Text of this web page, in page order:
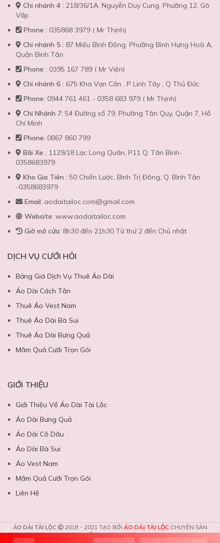
Chi nhánh 4 : 218/36/1A, Nguyễn Duy Cung, Phường 12, Gò
Vấp
Phone : 035868 3979 ( Mr Thịnh)
Chi nhánh 5 : 87 Miếu Bình Đông, Phường Bình Hưng Hoà A,
Quận Bình Tân
Phone : 0395 167 789 ( Mr Viện)
Chi nhánh 6 : 675 Kha Vạn Cân , P Linh Tây , Q Thủ Đức
Phone: 0944 761 461 - 0358 683 979 ( Mr Thịnh)
Chi Nhánh 7: 54 Đường số 79, Phường Tân Quy, Quận 7, Hồ
Chí Minh
Phone: 0867 860 799
Bãi Xe : 1129/18 Lạc Long Quân, P11 Q. Tân Bình-
0358683979
Kho Gia Tiên : 50 Chiến Lược, Bình Trị Đông, Q. Bình Tân
-0358683979
Email: aodaitailoc.com@gmail.com
Website: www.aodaitailoc.com
Giờ mở cửa: 8h30 đến 21h30 Từ thứ 2 đến Chủ nhật
DỊCH VỤ CƯỚI HỎI
Bảng Giá Dịch Vụ Thuê Áo Dài
Áo Dài Cách Tân
Thuê Áo Vest Nam
Thuê Áo Dài Bà Sui
Thuê Áo Dài Bưng Quả
Mâm Quả Cưới Trọn Gói
GIỚI THIỆU
Giới Thiệu Về Áo Dài Tài Lộc
Áo Dài Bưng Quả
Áo Dài Cô Dâu
Áo Dài Bà Sui
Áo Vest Nam
Mâm Quả Cưới Trọn Gói
Liên Hệ
ÁO DÀI TÀI LỘC 2018 - 2021 TẠO BỞI ÁO DÀI TÀI LỘC CHUYÊN SẢN
PHẨM DỊCH VỤ CƯỚI.